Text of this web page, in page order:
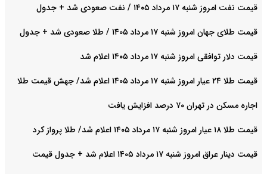
قیمت نفت امروز شنبه ۱۷ مرداد ۱۴۰۵ / نفت صعودی شد + جدول
قیمت طلای جهان امروز شنبه ۱۷ مرداد ۱۴۰۵ / طلا صعودی شد + جدول
قیمت دلار توافقی امروز شنبه ۱۷ مرداد ۱۴۰۵ اعلام شد
قیمت طلا ۲۴ عیار امروز شنبه ۱۷ مرداد ۱۴۰۵ اعلام شد/ جهش قیمت طلا
اجاره مسکن در تهران ۷۰ درصد افزایش یافت
قیمت طلا ۱۸ عیار امروز شنبه ۱۷ مرداد ۱۴۰۵ اعلام شد/ طلا پرواز کرد
قیمت دینار عراق امروز شنبه ۱۷ مرداد ۱۴۰۵ اعلام شد + جدول قیمت